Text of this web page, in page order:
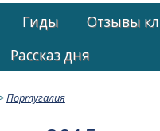
Гиды Отзывы
Рассказ дня
Португалия